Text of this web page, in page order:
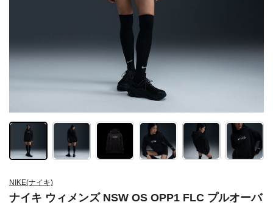
NIKE(ナイキ)
ナイキ ウィメンズ NSW OS OPP1 FLC プルオーバ